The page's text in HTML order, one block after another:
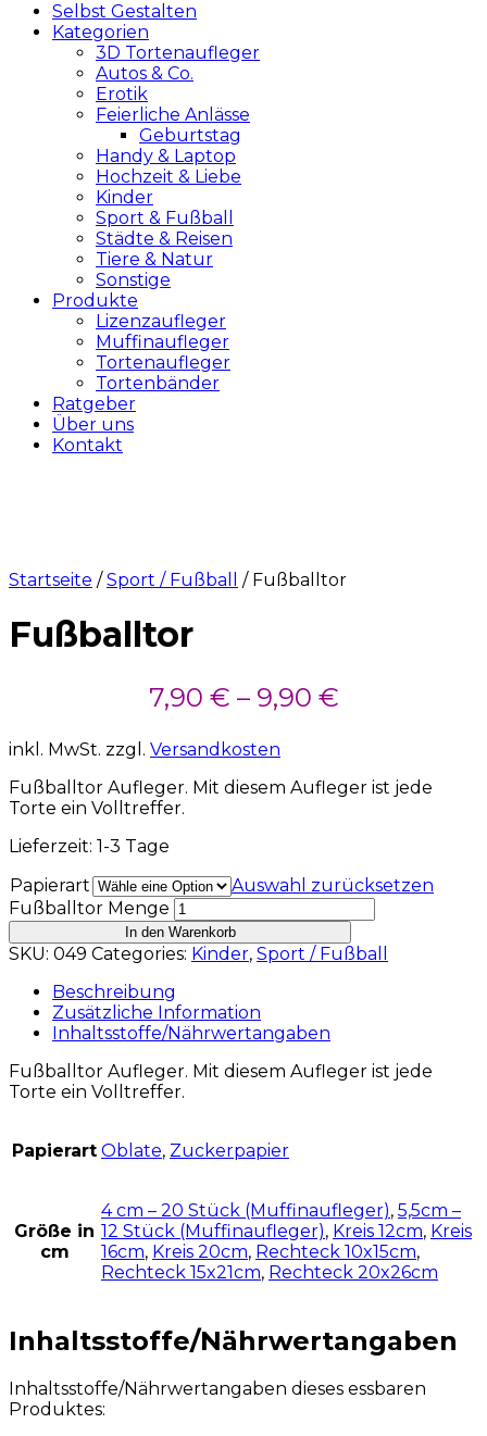
Selbst Gestalten
Kategorien
3D Tortenaufleger
Autos & Co.
Erotik
Feierliche Anlässe
Geburtstag
Handy & Laptop
Hochzeit & Liebe
Kinder
Sport & Fußball
Städte & Reisen
Tiere & Natur
Sonstige
Produkte
Lizenzaufleger
Muffinaufleger
Tortenaufleger
Tortenbänder
Ratgeber
Über uns
Kontakt
Startseite /Sport / Fußball / Fußballtor
Fußballtor
7,90 € – 9,90 €
inkl. MwSt. zzgl. Versandkosten
Fußballtor Aufleger. Mit diesem Aufleger ist jede
Torte ein Volltreffer.
Lieferzeit: 1-3 Tage
Papierart
Auswahl zurücksetzen
Fußballtor Menge
In den Warenkorb
SKU: 049 Categories: Kinder, Sport / Fußball
Beschreibung
Zusätzliche Information
Inhaltsstoffe/Nährwertangaben
Fußballtor Aufleger. Mit diesem Aufleger ist jede
Torte ein Volltreffer.
Papierart Oblate, Zuckerpapier
Größe in
cm
4 cm – 20 Stück (Muffinaufleger), 5,5cm –
12 Stück (Muffinaufleger), Kreis 12cm, Kreis
16cm, Kreis 20cm, Rechteck 10x15cm,
Rechteck 15x21cm, Rechteck 20x26cm
Inhaltsstoffe/Nährwertangaben
Inhaltsstoffe/Nährwertangaben dieses essbaren
Produktes: